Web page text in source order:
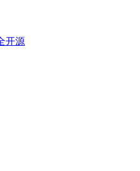
开源